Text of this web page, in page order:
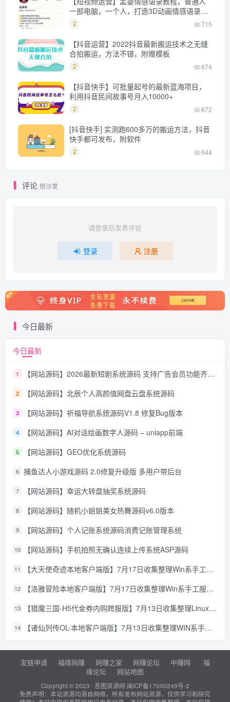
一部电脑，一个人，打造3D动画情感语录账
号
715
【抖音运营】2022抖音最新搬运技术之无缝
合拍搬运，方法不错，附赠模板
674
【抖音快手】可批量起号的最新蓝海项目，
利用抖音民间故事号月入10000+
672
[抖音快手] 实测跑600多万的搬运方法，抖音
快手都可发布，附软件
644
评论 抢沙发
请登录后发表评论
登录 注册
今日最新
今日最新
1 【网站源码】2026最新短剧系统源码 支持广告会员功能齐全短剧源码
2 【网站源码】北辰个人高颜值网盘云盘系统源码
3 【网站源码】祈福导航系统源码V1.8 修复Bug版本
4 【网站源码】AI对话绘画数字人源码 – uniapp前端
5 【网站源码】GEO优化系统源码
6 捕鱼达人小游戏源码 2.0修复升级版 多用户带后台
7 【网站源码】幸运大转盘抽奖系统源码
8 【网站源码】随机小姐姐美女热舞源码v6.0版本
9 【网站源码】个人记账系统源码消费记账管理系统
10 【网站源码】手机拍照无确认连续上传系统ASP源码
11 【大天使奇迹本地客户端版】7月17日收集整理Win系手工服务端-怀旧奇迹页游-详细文本搭建教程-GM授权管理后台-PC客户端
12 【洛雅冒险本地客户端版】7月17日收集整理Win系手工服务端-经典冒险页游-详细文本搭建教程-PC客户端
13 【猎魔三国-H5代金券内购跨服版】7月13日收集整理Linux手工服务端-典藏卡牌回合手游-详细文本搭建教程-通用视频教程-GM管理授权后台-简易安卓客户端
14 【诸仙列传OL-本地客户端版】7月13日收集整理WIN系手工服务端-经典修真页游-详细文本搭建教程-GM工具-PC客户端
友链申请 福缘网赚 网赚之家 网赚论坛 中赚网
福
缘论坛
网站地图
Copyright © 2023 · 吾图资源网 闽ICP备17000249号-2
免责声明：本站资源均源自网络，所有发布网站资源，仅供学习和研究